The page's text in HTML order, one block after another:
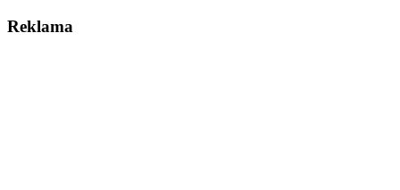
Reklama